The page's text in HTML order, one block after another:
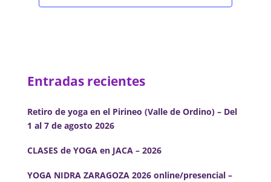
Entradas recientes
Retiro de yoga en el Pirineo (Valle de Ordino) – Del
1 al 7 de agosto 2026
CLASES de YOGA en JACA – 2026
YOGA NIDRA ZARAGOZA 2026 online/presencial –